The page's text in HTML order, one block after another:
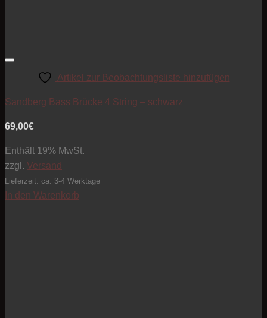
Artikel zur Beobachtungsliste hinzufügen
Sandberg Bass Brücke 4 String – schwarz
69,00€
Enthält 19% MwSt.
zzgl. Versand
Lieferzeit: ca. 3-4 Werktage
In den Warenkorb